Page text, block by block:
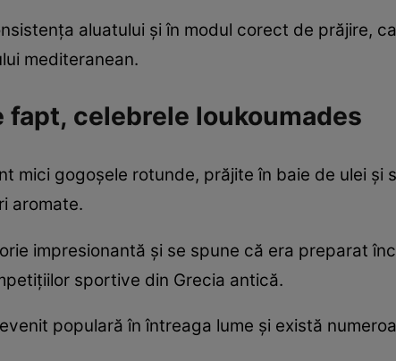
aluatului și în modul corect de prăjire,
mediteranean.
fapt, celebrele loukoumades
mici gogoșele rotunde, prăjite în baie de ulei și
aromate.
impresionantă și se spune că era preparat
sportive din Grecia antică.
populară în întreaga lume și există